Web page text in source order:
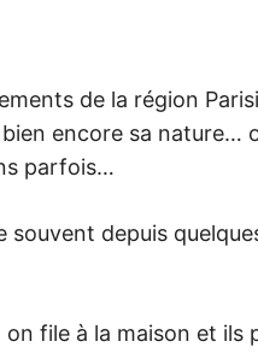
de la région
encore sa nature…
parfois…
souvent depuis
file à la maison et ils